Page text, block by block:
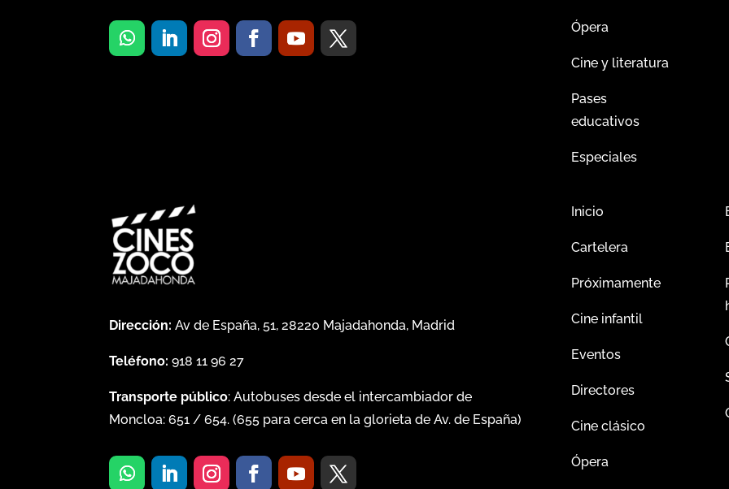
Ópera
Cine y literatura
Pases
educativos
Especiales
Dirección: Av de España, 51, 28220 Majadahonda, Madrid
Teléfono: 918 11 96 27
Transporte público: Autobuses desde el intercambiador de
Moncloa:651 /654. (655 para cerca en la glorieta de Av. de España)
Inicio
Cartelera
Próximamente
Cine infantil
Eventos
Directores
Cine clásico
Ópera